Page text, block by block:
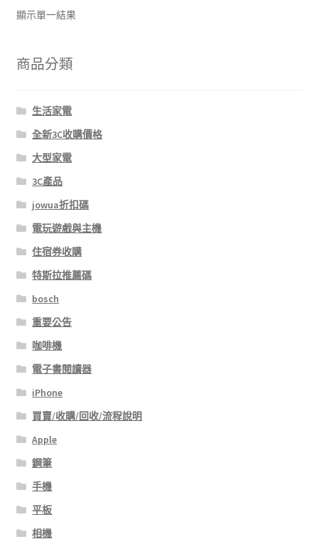
顯示單一結果
商品分類
生活家電
全新3C收購價格
大型家電
3C產品
jowua折扣碼
電玩遊戲與主機
住宿券收購
特斯拉推薦碼
bosch
重要公告
咖啡機
電子書閱讀器
iPhone
買賣/收購/回收/流程說明
Apple
鋼筆
手機
平板
相機